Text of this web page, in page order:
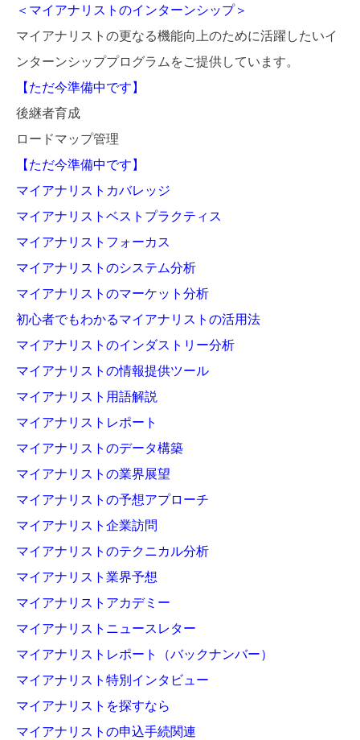
＜マイアナリストのインターンシップ＞
マイアナリストの更なる機能向上のために活躍したいイ
ンターンシッププログラムをご提供しています。
【ただ今準備中です】
後継者育成
ロードマップ管理
【ただ今準備中です】
マイアナリストカバレッジ
マイアナリストベストプラクティス
マイアナリストフォーカス
マイアナリストのシステム分析
マイアナリストのマーケット分析
初心者でもわかるマイアナリストの活用法
マイアナリストのインダストリー分析
マイアナリストの情報提供ツール
マイアナリスト用語解説
マイアナリストレポート
マイアナリストのデータ構築
マイアナリストの業界展望
マイアナリストの予想アプローチ
マイアナリスト企業訪問
マイアナリストのテクニカル分析
マイアナリスト業界予想
マイアナリストアカデミー
マイアナリストニュースレター
マイアナリストレポート（バックナンバー）
マイアナリスト特別インタビュー
マイアナリストを探すなら
マイアナリストの申込手続関連